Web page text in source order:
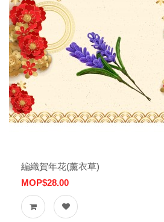
編織賀年花(薰衣草)
MOP$28.00